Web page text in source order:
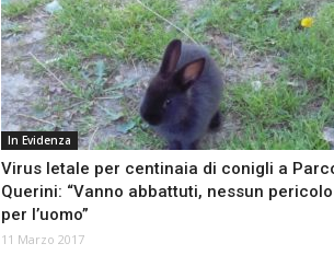
In Evidenza
Virus letale per centinaia di conigli a
Querini: “Vanno abbattuti, nessun pericolo
per l’uomo”
11 Marzo 2017